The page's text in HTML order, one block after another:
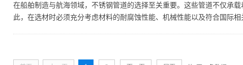
在船舶制造与航海领域，不锈钢管道的选择至关重要。这些管道不仅承
此，在选材时必须充分考虑材料的耐腐蚀性能、机械性能以及符合国际